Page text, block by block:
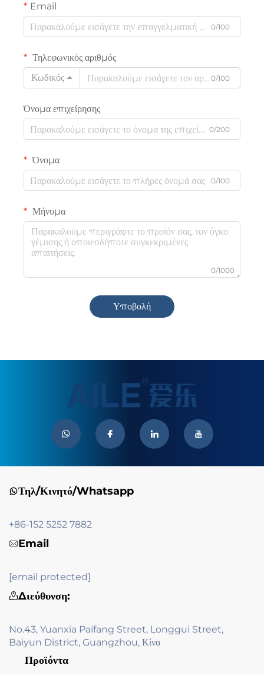
Email
0/100
Τηλεφωνικός αριθμός
Κωδικός
0/100
Όνομα επιχείρησης
0/200
Όνομα
0/100
Μήνυμα
0/1000
Υποβολή
Τηλ/Κινητό/Whatsapp
+86-152 5252 7882
Email
[email protected]
Διεύθυνση:
No.43, Yuanxia Paifang Street, Longgui Street,
Baiyun District, Guangzhou, Κίνα
Προϊόντα